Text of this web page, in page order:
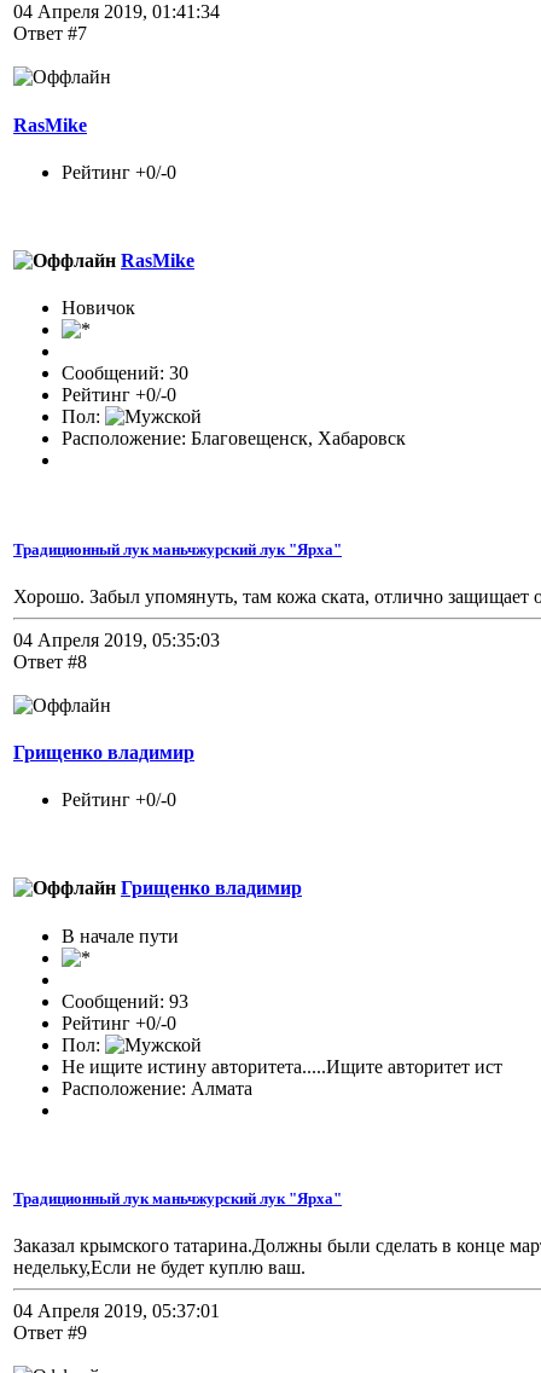
04 Апреля 2019, 01:41:34
Ответ #7
RasMike
Рейтинг +0/-0
RasMike
Новичок
Сообщений: 30
Рейтинг +0/-0
Пол:
Расположение: Благовещенск, Хабаровск
Традиционный лук маньчжурский лук "Ярха"
Хорошо. Забыл упомянуть, там кожа ската, отлично защищает
04 Апреля 2019, 05:35:03
Ответ #8
Грищенко владимир
Рейтинг +0/-0
Грищенко владимир
В начале пути
Сообщений: 93
Рейтинг +0/-0
Пол:
Не ищите истину авторитета.....Ищите авторитет ист
Расположение: Алмата
Традиционный лук маньчжурский лук "Ярха"
Заказал крымского татарина.Должны были сделать в конце
недельку,Если не будет куплю ваш.
04 Апреля 2019, 05:37:01
Ответ #9